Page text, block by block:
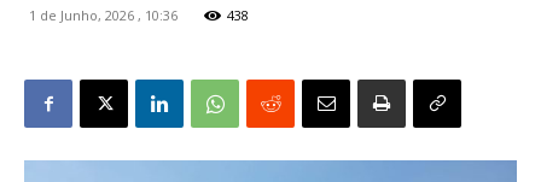
1 de Junho, 2026 , 10:36 438